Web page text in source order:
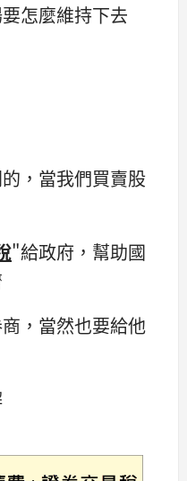
怎麼維持下去
，當我們買賣股
"給政府，幫助國
，當然也要給他